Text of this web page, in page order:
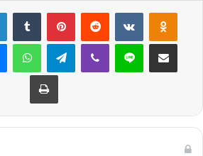
LinkedInTumblr PinterestReddit VKontakte
MessengerWhatsAppTelegramViber Line E-Posta ile
Yazdır